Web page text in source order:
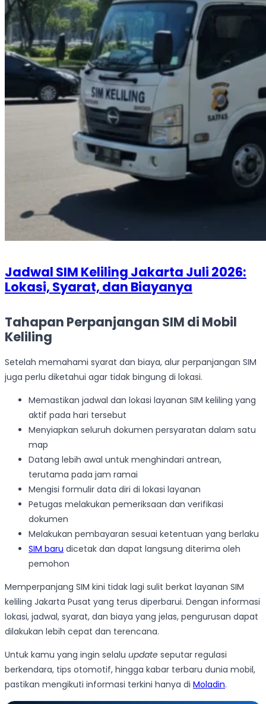
Jadwal SIM Keliling Jakarta Juli 2026:
Lokasi, Syarat, dan Biayanya
Tahapan Perpanjangan SIM di Mobil
Keliling
Setelah memahami syarat dan biaya, alur perpanjangan SIM
juga perlu diketahui agar tidak bingung di lokasi.
Memastikan jadwal dan lokasi layanan SIM keliling yang
aktif pada hari tersebut
Menyiapkan seluruh dokumen persyaratan dalam satu
map
Datang lebih awal untuk menghindari antrean,
terutama pada jam ramai
Mengisi formulir data diri di lokasi layanan
Petugas melakukan pemeriksaan dan verifikasi
dokumen
Melakukan pembayaran sesuai ketentuan yang berlaku
SIM baru dicetak dan dapat langsung diterima oleh
pemohon
Memperpanjang SIM kini tidak lagi sulit berkat layanan SIM
keliling Jakarta Pusat yang terus diperbarui. Dengan informasi
lokasi, jadwal, syarat, dan biaya yang jelas, pengurusan dapat
dilakukan lebih cepat dan terencana.
Untuk kamu yang ingin selalu update seputar regulasi
berkendara, tips otomotif, hingga kabar terbaru dunia mobil,
pastikan mengikuti informasi terkini hanya di Moladin.